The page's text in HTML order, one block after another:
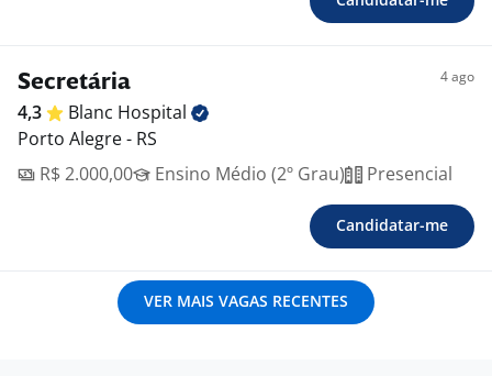
Secretária 4 ago
4,3 Blanc Hospital
Porto Alegre - RS
R$ 2.000,00
Ensino Médio (2º Grau) Presencial
Candidatar-me
VER MAIS VAGAS RECENTES